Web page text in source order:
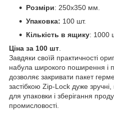
Розміри: 250х350 мм.
Упаковка: 100 шт.
Кількість в ящику: 1000
Ціна за 100 шт
Завдяки своїй практичності
набула широкого поширення і
дозволяє закривати пакет
застібкою Zip-Lock дуже
для упаковки і зберігання
промисловості.